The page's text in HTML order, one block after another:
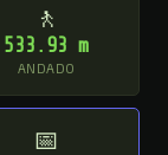
🚶
533.93 m
ANDADO
📅